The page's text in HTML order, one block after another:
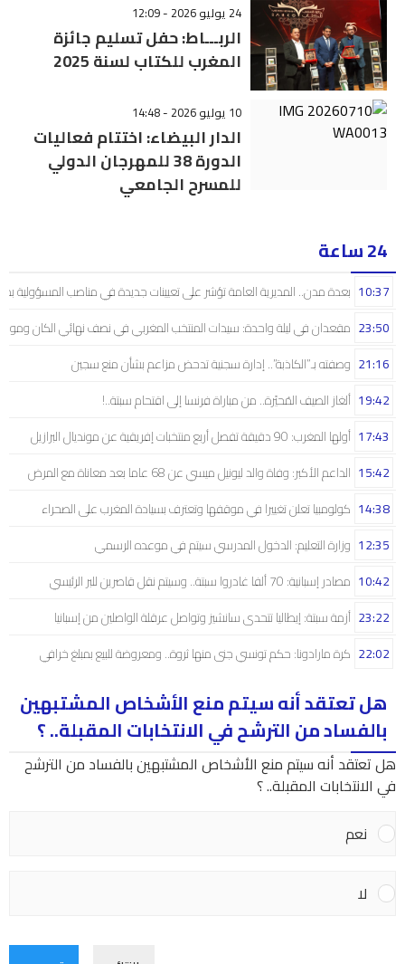
24 يوليو 2026 - 12:09
الربـــاط: حفل تسليم جائزة
المغرب للكتاب لسنة 2025
10 يوليو 2026 - 14:48
الدار البيضاء: اختتام فعاليات
الدورة 38 للمهرجان الدولي
للمسرح الجامعي
24 ساعة
بعدة مدن.. المديرية العامة تؤشر على تعيينات جديدة في مناصب المسؤولية 10:37
مقعدان في ليلة واحدة: سيدات المنتخب المغربي في نصف نهائي الكان 23:50
وصفته بـ”الكاذبة”.. إدارة سجنية تدحض مزاعم بشأن منع سجين 21:16
ألغاز الصيف المُحيّرة.. من مباراة فرنسا إلى اقتحام سبتة..! 19:42
أولها المغرب: 90 دقيقة تفصل أربع منتخبات إفريقية عن مونديال البرازيل 17:43
الداعم الأكبر: وفاة والد ليونيل ميسي عن 68 عاما بعد معاناة مع المرض 15:42
كولومبيا تعلن تغييرا في موقفها وتعترف بسيادة المغرب على الصحراء 14:38
وزارة التعليم: الدخول المدرسي سیتم في موعده الرسمي 12:35
مصادر إسبانية: 70 ألفا غادروا سبتة.. وسيتم نقل قاصرين للبر الرئيسي 10:42
أزمة سبتة: إيطاليا تتحدى سانشيز وتواصل عرقلة الواصلين من إسبانيا 23:22
كرة مارادونا: حكم تونسي جنى منها ثروة.. ومعروضة للبيع بمبلغ خرافي 22:02
هل تعتقد أنه سيتم منع الأشخاص المشتبهين
بالفساد من الترشح في الانتخابات المقبلة.. ؟
هل تعتقد أنه سيتم منع الأشخاص المشتبهين بالفساد من الترشح
في الانتخابات المقبلة.. ؟
نعم
لا